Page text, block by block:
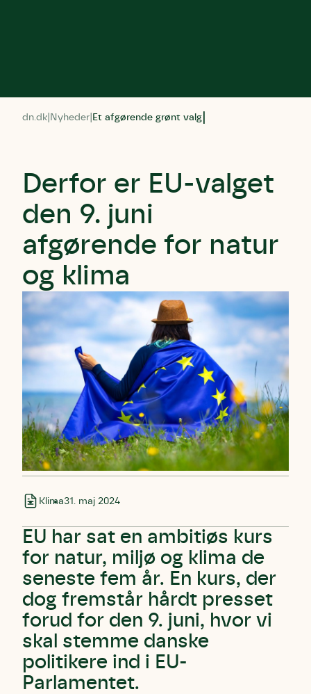
dn.dk Nyheder Et afgørende grønt valg
Derfor er EU-valget
den 9. juni
afgørende for natur
og klima
Klima31. maj 2024
EU har sat en ambitiøs kurs
for natur, miljø og klima de
seneste fem år. En kurs, der
dog fremstår hårdt presset
forud for den 9. juni, hvor vi
skal stemme danske
politikere ind i EU-
Parlamentet.